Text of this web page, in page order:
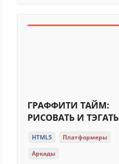
ГРАФФИТИ ТАЙМ:
РИСОВАТЬ И ТЭГАТЬ
HTML5
Платформеры
Аркады